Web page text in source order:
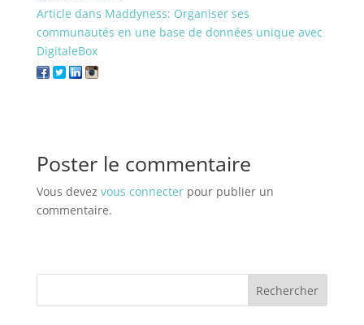
Article dans Maddyness: Organiser ses
communautés en une base de données unique avec
DigitaleBox
Poster le commentaire
Vous devez vous connecterpour publier un
commentaire.
Rechercher